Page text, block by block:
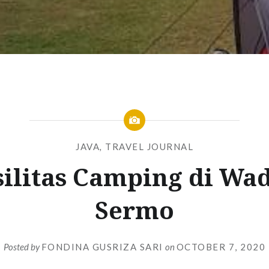
JAVA TRAVEL JOURNAL
Camping di
Sermo
Posted byFONDINA GUSRIZA SARI on OCTOBER 7, 2020